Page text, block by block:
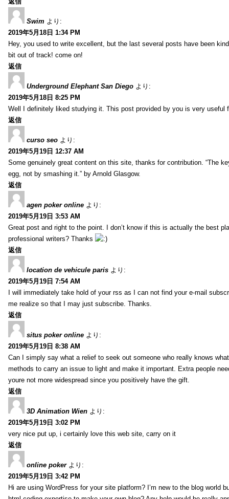
Swim より:
2019年5月18日 1:34 PM
Hey, you used to write excellent, but the last several posts have been
bit out of track! come on!
返信
Underground Elephant San Diego より:
2019年5月18日 8:25 PM
Well I definitely liked studying it. This post provided by you is very useful
返信
curso seo より:
2019年5月19日 12:37 AM
Some genuinely great content on this site, thanks for contribution. “The
egg, not by smashing it.” by Arnold Glasgow.
返信
agen poker online より:
2019年5月19日 3:53 AM
Great post and right to the point. I don’t know if this is actually the best
professional writers? Thanks
返信
location de vehicule paris より:
2019年5月19日 7:54 AM
I will immediately take hold of your rss as I can not find your e-mail
me realize so that I may just subscribe. Thanks.
返信
situs poker online より:
2019年5月19日 8:38 AM
Can I simply say what a relief to seek out someone who really knows
methods to carry an issue to light and make it important. Extra people
youre not more widespread since you positively have the gift.
返信
3D Animation Wien より:
2019年5月19日 3:02 PM
very nice put up, i certainly love this web site, carry on it
返信
online poker より:
2019年5月19日 3:42 PM
Hi are using WordPress for your site platform? I’m new to the blog world